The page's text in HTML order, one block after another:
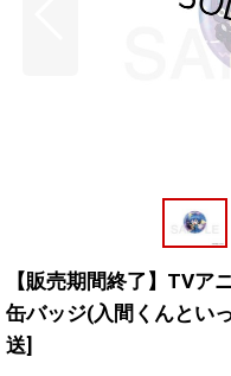
【販売期間終了】TVア
缶バッジ(入間くんとい
送]